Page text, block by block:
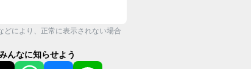
どにより、正常に表示されない場合
んなに知らせよう